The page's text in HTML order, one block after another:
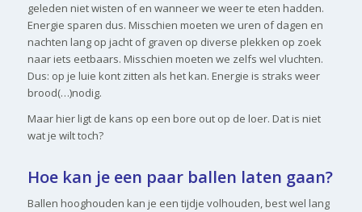
geleden niet wisten of en wanneer we weer te eten hadden.
Energie sparen dus. Misschien moeten we uren of dagen en
nachten lang op jacht of graven op diverse plekken op zoek
naar iets eetbaars. Misschien moeten we zelfs wel vluchten.
Dus: op je luie kont zitten als het kan. Energie is straks weer
brood(…)nodig.
Maar hier ligt de kans op een bore out op de loer. Dat is niet
wat je wilt toch?
Hoe kan je een paar ballen laten gaan?
Ballen hooghouden kan je een tijdje volhouden, best wel lang